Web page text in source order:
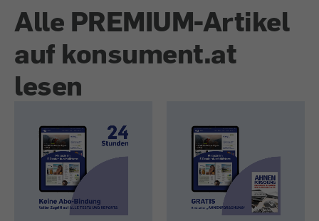
Alle PREMIUM-Artikel
auf konsument.at
lesen